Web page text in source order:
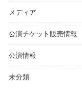
メディア
公演チケット販売情報
公演情報
未分類